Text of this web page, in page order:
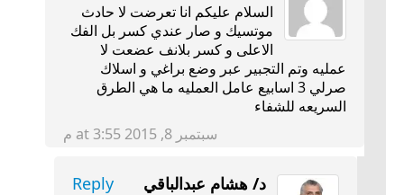
السلام عليكم انا تعرضت لا حادث
موتسيك و صار عندي كسر بل الفك
الاعلى و كسر بلانف عضعت لا
عمليه وتم التجبير عبر وضع براغي و اسلاك
صرلي 3 اسابيع عامل العمليه ما هي الطرق
السريعه للشفاء
سبتمبر 8, 2015 at 3:55 م
د/ هشام عبدالباقي Reply